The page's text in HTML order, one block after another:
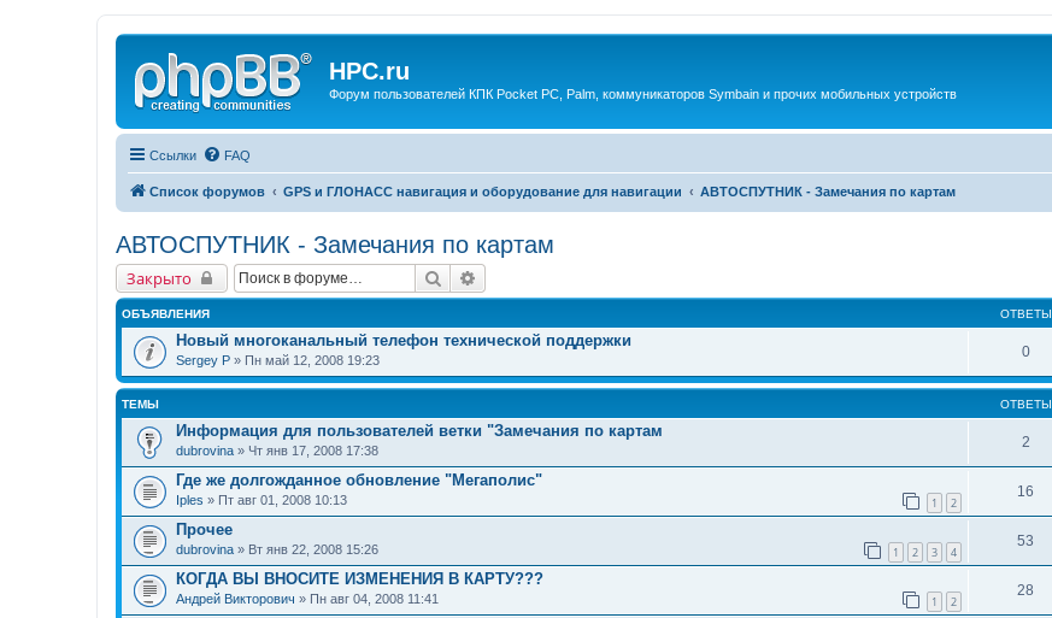
HPC.ru
Форум пользователей КПК Pocket PC, Palm, коммуникаторов Symbain и прочих мобильных устройств
Ссылки FAQ
Список форумов GPS и ГЛОНАСС навигация и оборудование для навигации АВТОСПУТНИК - Замечания по картам
АВТОСПУТНИК - Замечания по картам
Закрыто Поиск
ОБЪЯВЛЕНИЯ ОТВЕТЫ
Новый многоканальный телефон технической поддержки
Sergey P » Пн май 12, 2008 19:23
0
ТЕМЫ ОТВЕТЫ
Информация для пользователей ветки "Замечания по картам
dubrovina » Чт янв 17, 2008 17:38
2
Где же долгожданное обновление "Мегаполис"
Iples » Пт авг 01, 2008 10:13 1 2
16
Прочее
dubrovina » Вт янв 22, 2008 15:26 1 2 3 4
53
КОГДА ВЫ ВНОСИТЕ ИЗМЕНЕНИЯ В КАРТУ???
Андрей Викторович » Пн авг 04, 2008 11:41 1 2
28